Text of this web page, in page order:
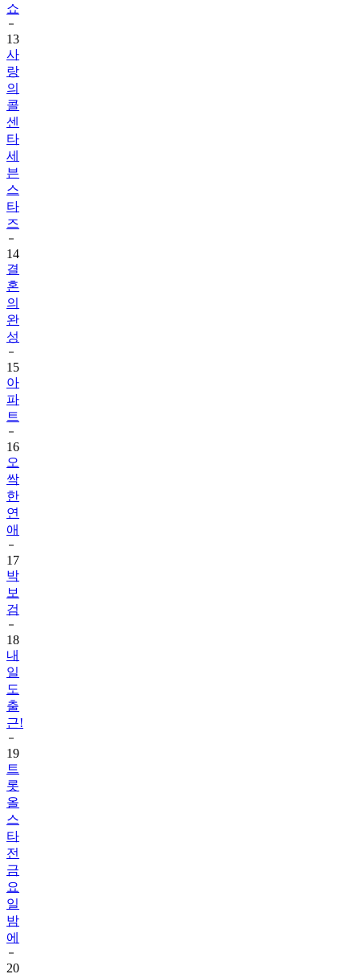
쇼
13
사
랑
의
콜
센
타
세
븐
스
타
즈
14
결
혼
의
완
성
15
아
파
트
16
오
싹
한
연
애
17
박
보
검
18
내
일
도
출
근!
19
트
롯
올
스
타
전
금
요
일
밤
에
20